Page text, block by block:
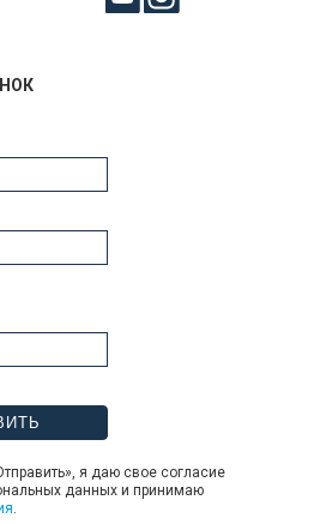
я даю свое согласие
данных и принимаю
.